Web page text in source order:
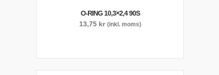
O-RING 10,3×2,4 90S
13,75 kr (inkl. moms)